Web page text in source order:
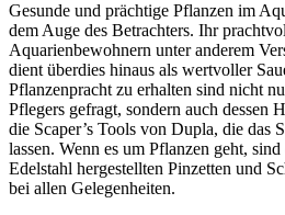
Gesunde und prächtige Pflanzen im
dem Auge des Betrachters. Ihr
Aquarienbewohnern unter anderem
dient überdies hinaus als wertvoller
Pflanzenpracht zu erhalten sind nicht
Pflegers gefragt, sondern auch dessen
die Scaper’s Tools von Dupla, die das
lassen. Wenn es um Pflanzen geht,
Edelstahl hergestellten Pinzetten und
bei allen Gelegenheiten.